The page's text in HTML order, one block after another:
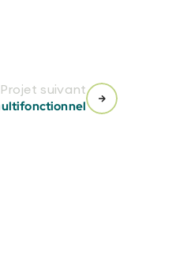
Projet suivant